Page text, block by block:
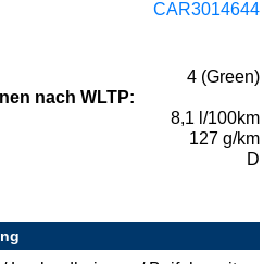
CAR3014644
4 (Green)
nach WLTP:
8,1 l/100km
127 g/km
D